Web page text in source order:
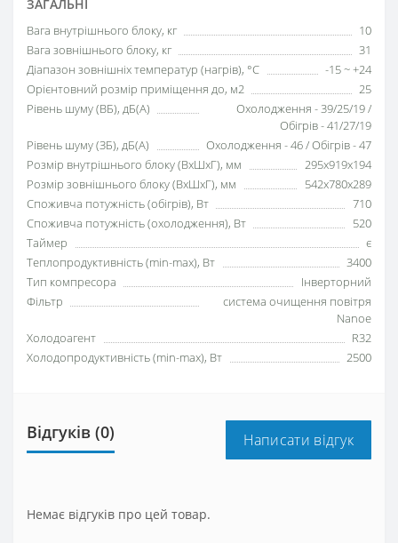
ЗАГАЛЬНІ
Вага внутрішнього блоку, кг
10
Вага зовнішнього блоку, кг
31
Діапазон зовнішніх температур (нагрів), °C
-15 ~ +24
Орієнтовний розмір приміщення до, м2
25
Рівень шуму (ВБ), дБ(А)
Охолодження - 39/25/19 /
Обігрів - 41/27/19
Рівень шуму (ЗБ), дБ(А)
Охолодження - 46 / Обігрів - 47
Розмір внутрішнього блоку (ВхШхГ), мм
295x919x194
Розмір зовнішнього блоку (ВхШхГ), мм
542x780x289
Споживча потужність (обігрів), Вт
710
Споживча потужність (охолодження), Вт
520
Таймер
є
Теплопродуктивність (min-max), Вт
3400
Тип компресора
Інверторний
Фільтр
система очищення повітря
Nanoe
Холодоагент
R32
Холодопродуктивність (min-max), Вт
2500
Відгуків (0) Написати відгук
Немає відгуків про цей товар.